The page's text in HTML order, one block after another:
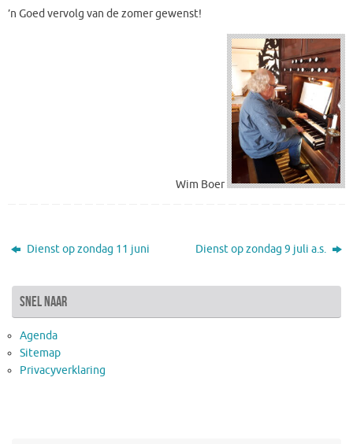
’n Goed vervolg van de zomer gewenst!
Wim Boer
Dienst op zondag 11 juni Dienst op zondag 9 juli a.s.
snel naar
Agenda
Sitemap
Privacyverklaring